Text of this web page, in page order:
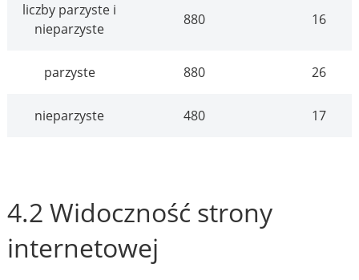
liczby parzyste i
nieparzyste
880 16
parzyste 880 26
nieparzyste 480 17
4.2 Widoczność strony
internetowej